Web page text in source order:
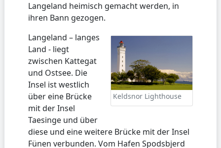
Langeland heimisch gemacht werden, in
ihren Bann gezogen.
Keldsnor Lighthouse
Langeland – langes
Land - liegt
zwischen Kattegat
und Ostsee. Die
Insel ist westlich
über eine Brücke
mit der Insel
Taesinge und über
diese und eine weitere Brücke mit der Insel
Fünen verbunden. Vom Hafen Spodsbjerd